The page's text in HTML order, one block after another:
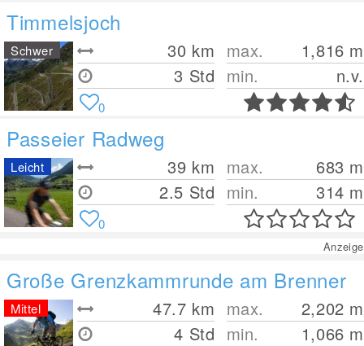
Timmelsjoch
30 km
3 Std
max. 1,816 m
min.
n.v.
Schwer
0
Passeier Radweg
39 km
2.5 Std
max. 683 m
min.
314 m
Leicht
0
Anzeige
Große Grenzkammrunde am Brenner
47.7 km
4 Std
max. 2,202 m
min.
1,066 m
Mittel